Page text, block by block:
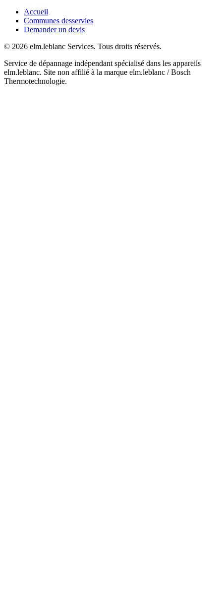
Accueil
Communes desservies
Demander un devis
© 2026 elm.leblanc Services. Tous droits réservés.
Service de dépannage indépendant spécialisé dans les appareils
elm.leblanc. Site non affilié à la marque elm.leblanc / Bosch
Thermotechnologie.